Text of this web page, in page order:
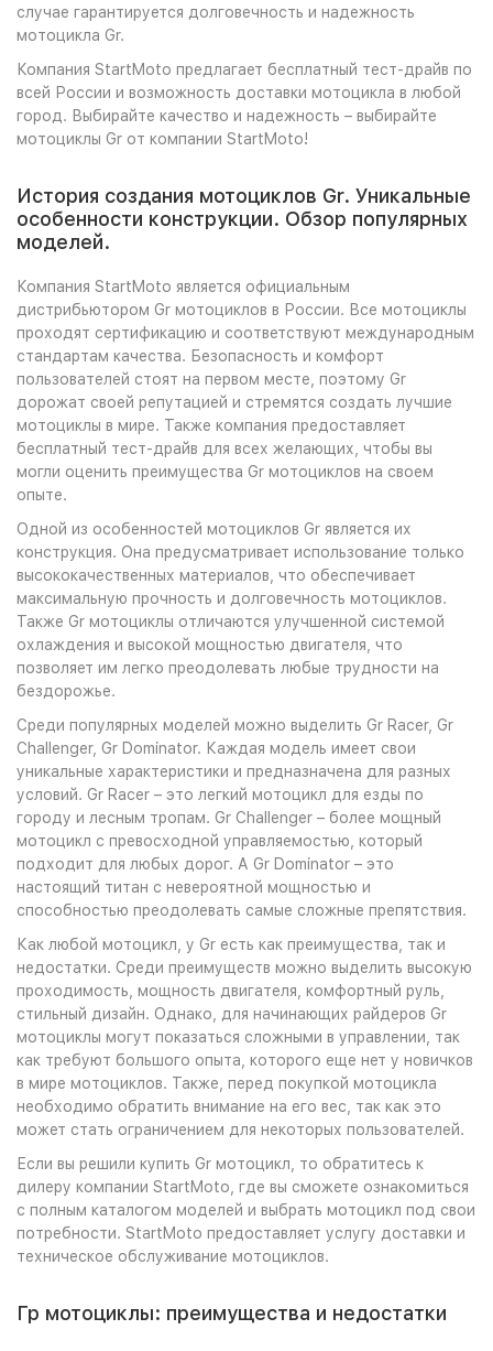
случае гарантируется долговечность и надежность
мотоцикла Gr.
Компания StartMoto предлагает бесплатный тест-драйв по
всей России и возможность доставки мотоцикла в любой
город. Выбирайте качество и надежность – выбирайте
мотоциклы Gr от компании StartMoto!
История создания мотоциклов Gr. Уникальные
особенности конструкции. Обзор популярных
моделей.
Компания StartMoto является официальным
дистрибьютором Gr мотоциклов в России. Все мотоциклы
проходят сертификацию и соответствуют международным
стандартам качества. Безопасность и комфорт
пользователей стоят на первом месте, поэтому Gr
дорожат своей репутацией и стремятся создать лучшие
мотоциклы в мире. Также компания предоставляет
бесплатный тест-драйв для всех желающих, чтобы вы
могли оценить преимущества Gr мотоциклов на своем
опыте.
Одной из особенностей мотоциклов Gr является их
конструкция. Она предусматривает использование только
высококачественных материалов, что обеспечивает
максимальную прочность и долговечность мотоциклов.
Также Gr мотоциклы отличаются улучшенной системой
охлаждения и высокой мощностью двигателя, что
позволяет им легко преодолевать любые трудности на
бездорожье.
Среди популярных моделей можно выделить Gr Racer, Gr
Challenger, Gr Dominator. Каждая модель имеет свои
уникальные характеристики и предназначена для разных
условий. Gr Racer – это легкий мотоцикл для езды по
городу и лесным тропам. Gr Challenger – более мощный
мотоцикл с превосходной управляемостью, который
подходит для любых дорог. А Gr Dominator – это
настоящий титан с невероятной мощностью и
способностью преодолевать самые сложные препятствия.
Как любой мотоцикл, у Gr есть как преимущества, так и
недостатки. Среди преимуществ можно выделить высокую
проходимость, мощность двигателя, комфортный руль,
стильный дизайн. Однако, для начинающих райдеров Gr
мотоциклы могут показаться сложными в управлении, так
как требуют большого опыта, которого еще нет у новичков
в мире мотоциклов. Также, перед покупкой мотоцикла
необходимо обратить внимание на его вес, так как это
может стать ограничением для некоторых пользователей.
Если вы решили купить Gr мотоцикл, то обратитесь к
дилеру компании StartMoto, где вы сможете ознакомиться
с полным каталогом моделей и выбрать мотоцикл под свои
потребности. StartMoto предоставляет услугу доставки и
техническое обслуживание мотоциклов.
Гр мотоциклы: преимущества и недостатки